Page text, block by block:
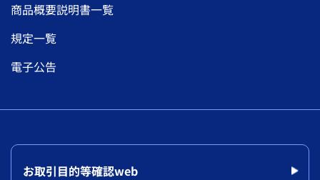
商品概要説明書一覧
規定一覧
電子公告
お取引目的等確認web